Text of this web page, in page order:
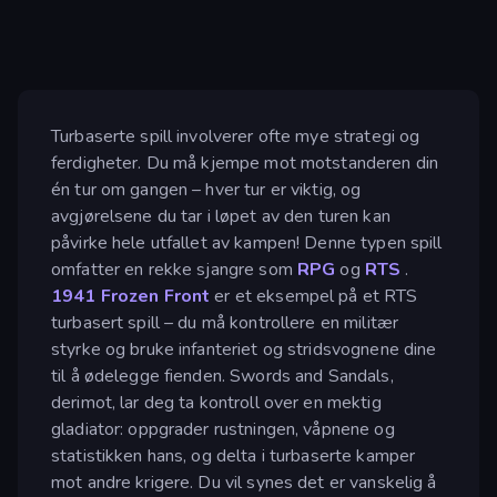
Turbaserte spill involverer ofte mye strategi og
ferdigheter. Du må kjempe mot motstanderen din
én tur om gangen – hver tur er viktig, og
avgjørelsene du tar i løpet av den turen kan
påvirke hele utfallet av kampen! Denne typen spill
omfatter en rekke sjangre som RPG og RTS .
1941 Frozen Front er et eksempel på et RTS
turbasert spill – du må kontrollere en militær
styrke og bruke infanteriet og stridsvognene dine
til å ødelegge fienden. Swords and Sandals,
derimot, lar deg ta kontroll over en mektig
gladiator: oppgrader rustningen, våpnene og
statistikken hans, og delta i turbaserte kamper
mot andre krigere. Du vil synes det er vanskelig å